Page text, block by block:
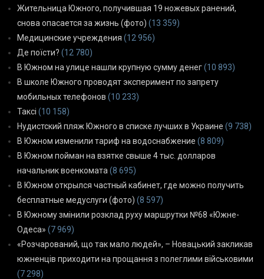
Жительница Южного, получившая 19 ножевых ранений,
снова опасается за жизнь (фото) (13 359)
Медицинские учреждения (12 956)
Де поїсти? (12 780)
В Южном на улице нашли крупную сумму денег(10 893)
В школе Южного проводят эксперимент по запрету
мобильных телефонов (10 233)
Таксі (10 158)
Нудистский пляж Южного в списке лучших в Украине (9 738)
В Южном изменили тариф на водоснабжение (8 809)
В Южном пойман на взятке свыше 4 тыс. долларов
начальник военкомата (8 695)
В Южном открылся частный кабинет, где можно получить
бесплатные медуслуги (фото) (8 597)
В Южному змінили розклад руху маршрутки №68 «Южне-
Одеса» (7 969)
«Розчарований, що так мало людей», – Новацький закликав
южненців приходити на прощання з полеглими військовими
(7 298)